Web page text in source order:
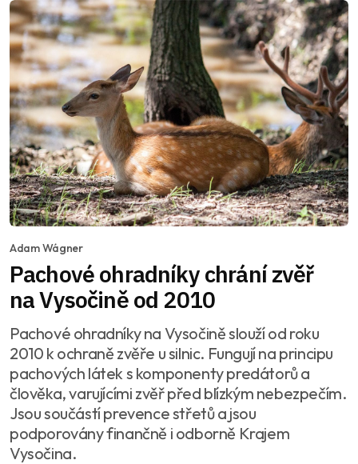
Adam Wágner
Pachové ohradníky chrání zvěř
na Vysočině od 2010
Pachové ohradníky na Vysočině slouží od roku
2010 k ochraně zvěře u silnic. Fungují na principu
pachových látek s komponenty predátorů a
člověka, varujícími zvěř před blízkým nebezpečím.
Jsou součástí prevence střetů a jsou
podporovány finančně i odborně Krajem
Vysočina.